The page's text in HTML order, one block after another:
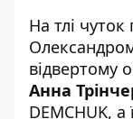
На тлі
відвертому
Анна
DEMCHUK,